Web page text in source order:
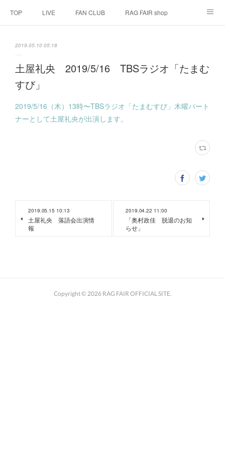
TOP LIVE FAN CLUB RAG FAIR shop
2019.05.10 05:18
土屋礼央 2019/5/16 TBSラジオ「たまむ
すび」
2019/5/16（木）13時〜TBSラジオ「たまむすび」木曜パート
ナーとして土屋礼央が出演します。
2019.05.15 10:13
土屋礼央 落語会出演情
報
2019.04.22 11:00
「奥村政佳 脱退のお知
らせ」
Copyright © 2026 RAG FAIR OFFICIAL SITE.